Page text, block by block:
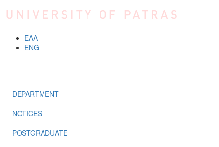
ΕΛΛ
ENG
DEPARTMENT
NOTICES
POSTGRADUATE